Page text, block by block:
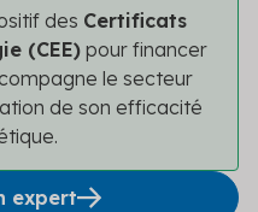
des Certificats
(CEE) pour financer
le secteur
de son efficacité
expert